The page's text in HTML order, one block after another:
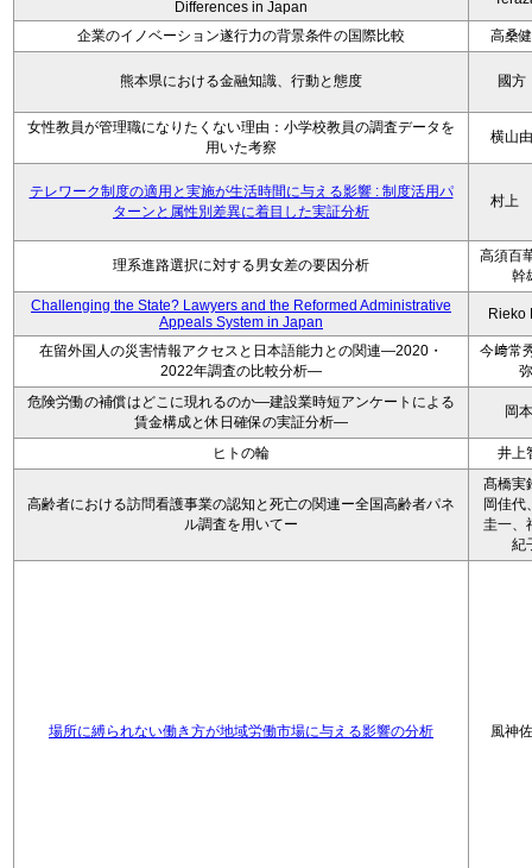
Differences in Japan
企業のイノベーション遂行力の背景条件の国際比較 高桑
熊本県における金融知識、行動と態度 國
女性教員が管理職になりたくない理由：小学校教員の調査データを
用いた考察
横山
テレワーク制度の適用と実施が生活時間に与える影響 : 制度活用パ
ターンと属性別差異に着目した実証分析
村上
理系進路選択に対する男女差の要因分析
高須百
幹
Challenging the State? Lawyers and the Reformed Administrative
Appeals System in Japan
Rieko
在留外国人の災害情報アクセスと日本語能力との関連―2020・
2022年調査の比較分析―
今﨑常
弥
危険労働の補償はどこに現れるのか―建設業時短アンケートによる
賃金構成と休日確保の実証分析―
岡
ヒトの輪 井上
高齢者における訪問看護事業の認知と死亡の関連ー全国高齢者パネ
ル調査を用いてー
髙橋実
岡佳代
圭一、
紀
場所に縛られない働き方が地域労働市場に与える影響の分析 風神